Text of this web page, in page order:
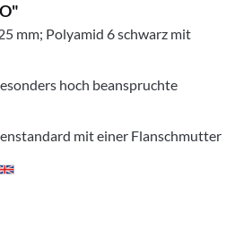
mm; Polyamid 6 schwarz mit
hoch beanspruchte
mit einer Flanschmutter